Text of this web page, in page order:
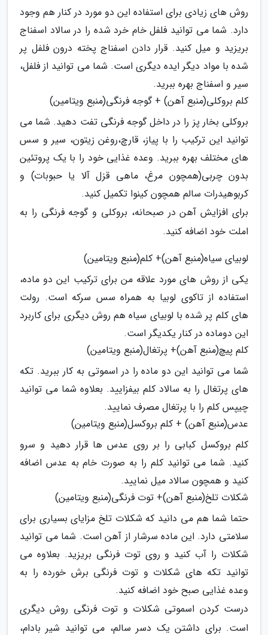
روش های زیادی برای استفاده این دو مورد در کنار هم وجود
دارد. شما می توانید فلفل خام خرد شده را در سالاد اسفناج
بریزید و میل کنید. قرار دادن اسفناج پخته درون فلفل پر
شده با مواد دیگر ایده دیگری است. شما می توانید از فلفل،
سیر و اسفناج بهره ببرید.
کلم بروکلی(منبع آهن) + گوجه فرنگی(منبع ویتامین)
بروکلی بخار پز را در داخل گوجه فرنگی تفت دهید. شما می
توانید این ترکیب را با پیاز، قارچ،روغن زیتون، سیر و سس
های مختلف بهره ببرید. وعده غذایی خود را با یک پروتئین
بدون چربی(همچون مرغ، ماهی قزل آلا یا حبوبات) و
کربوهیدرات سالم همچون کینوا تکمیل کنید.
برای افزایش آهن در صبحانه، بروکلی و گوجه فرنگی را به
املت خود اضافه کنید.
لوبیای سیاه(منبع آهن)+ کلم(منبع ویتامین)
یکی از روش های مورد علاقه من برای ترکیب این دو ماده،
استفاده از تاکوی لوبیا به همراه سس سرکه است. رولت
های کلم پر شده با لوبیای سیاه هم روش دیگری برای کاربرد
این دوماده در کنار یکدیگر است.
کلم پیچ(منبع آهن)+ پرتغال(منبع ویتامین)
شما می توانید این دو ماده را در اسموتی به کار ببرید. تکه
های پرتغال را به سالاد کلم بیفزایید. بعلاوه شما می توانید
چیپس کلم را با پرتغال مصرف نمایید.
عدس(منبع آهن) + کلم بروکسل(منبع ویتامین)
کلم بروکسل کبابی را بر روی عدس ها قرار دهید و سرو
کنید. شما می توانید کلم را به صورت خام به عدس اضافه
کنید و همچون سالاد میل نمایید.
شکلات تلخ(منبع آهن)+ توت فرنگی(منبع ویتامین)
حتما شما هم می دانید که شکلات تلخ مزایای بسیاری برای
سلامتی دارد. این ماده سرشار از آهن است. شما می توانید
شکلات را آب کنید و روی توت فرنگی بریزید. بعلاوه می
توانید تکه های شکلات و توت فرنگی برش خورده را به
وعده غذایی صبح خود اضافه کنید.
درست کردن اسموتی شکلات و توت فرنگی روش دیگری
است. برای داشتن یک دسر سالم، می توانید شیر بادام،